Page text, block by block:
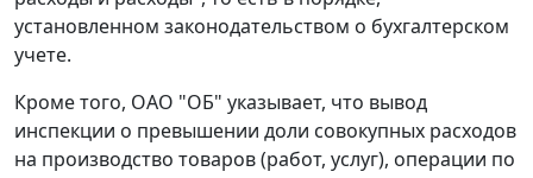
установленном законодательством о бухгалтерском
учете.
Кроме того, ОАО "ОБ" указывает, что вывод
инспекции о превышении доли совокупных расходов
на производство товаров (работ, услуг), операции по